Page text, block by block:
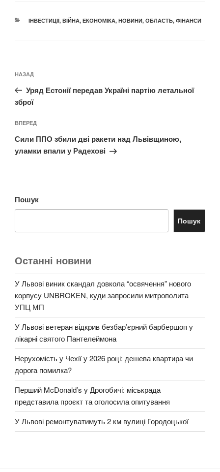
КАТЕГОРІЇ
ІНВЕСТИЦІЇ, ВІЙНА, ЕКОНОМІКА, НОВИНИ, ОБЛАСТЬ, ФІНАНСИ
записів
Попередній
запис:
НАЗАД
Уряд Естонії передав Україні партію летальної
зброї
Наступний
запис
ВПЕРЕД
Сили ППО збили дві ракети над Львівщиною,
уламки впали у Радехові
Пошук
Пошук
Останні новини
У Львові виник скандал довкола “освячення” нового
корпусу UNBROKEN, куди запросили митрополита
УПЦ МП
У Львові ветеран відкрив безбар’єрний барбершоп у
лікарні святого Пантелеймона
Нерухомість у Чехії у 2026 році: дешева квартира чи
дорога помилка?
Перший McDonald’s у Дрогобичі: міськрада
представила проєкт та оголосила опитування
У Львові ремонтуватимуть 2 км вулиці Городоцької